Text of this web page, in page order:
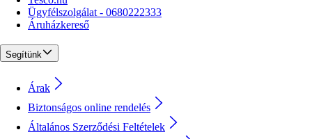
Ügyfélszolgálat - 0680222333
Áruházkereső
Segítünk
Árak
Biztonságos online rendelés
Általános Szerződési Feltételek